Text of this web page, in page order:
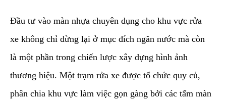
​Đầu tư vào màn nhựa chuyên dụng cho khu vực rửa
xe không chỉ dừng lại ở mục đích ngăn nước mà còn
là một phần trong chiến lược xây dựng hình ảnh
thương hiệu. Một trạm rửa xe được tổ chức quy củ,
phân chia khu vực làm việc gọn gàng bởi các tấm màn